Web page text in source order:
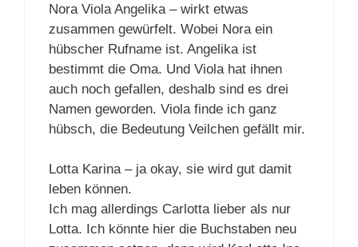
Nora Viola Angelika – wirkt etwas
zusammen gewürfelt. Wobei Nora ein
hübscher Rufname ist. Angelika ist
bestimmt die Oma. Und Viola hat ihnen
auch noch gefallen, deshalb sind es drei
Namen geworden. Viola finde ich ganz
hübsch, die Bedeutung Veilchen gefällt mir.
Lotta Karina – ja okay, sie wird gut damit
leben können.
Ich mag allerdings Carlotta lieber als nur
Lotta. Ich könnte hier die Buchstaben neu